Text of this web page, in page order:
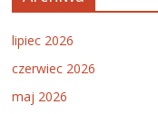
lipiec 2026
czerwiec 2026
maj 2026